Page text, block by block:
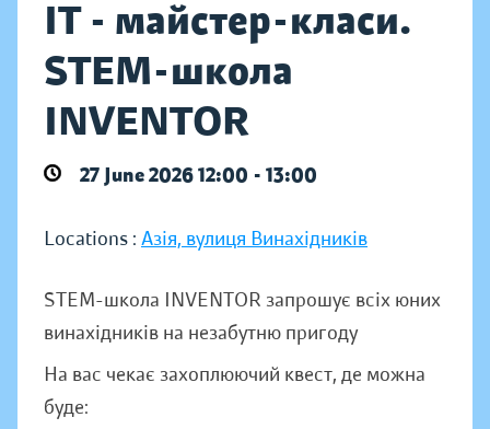
IT - майстер-класи.
STEM-школа
INVENTOR
27 June 2026 12:00 - 13:00
Locations : Азія, вулиця Винахідників
STEM-школа INVENTOR запрошує всіх юних
винахідників на незабутню пригоду
На вас чекає захоплюючий квест, де можна
буде: